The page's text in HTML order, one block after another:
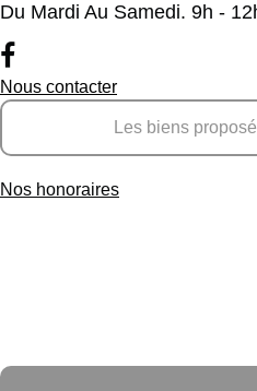
Du Mardi Au Samedi. 9h -
Nous contacter
Les biens
Nos honoraires